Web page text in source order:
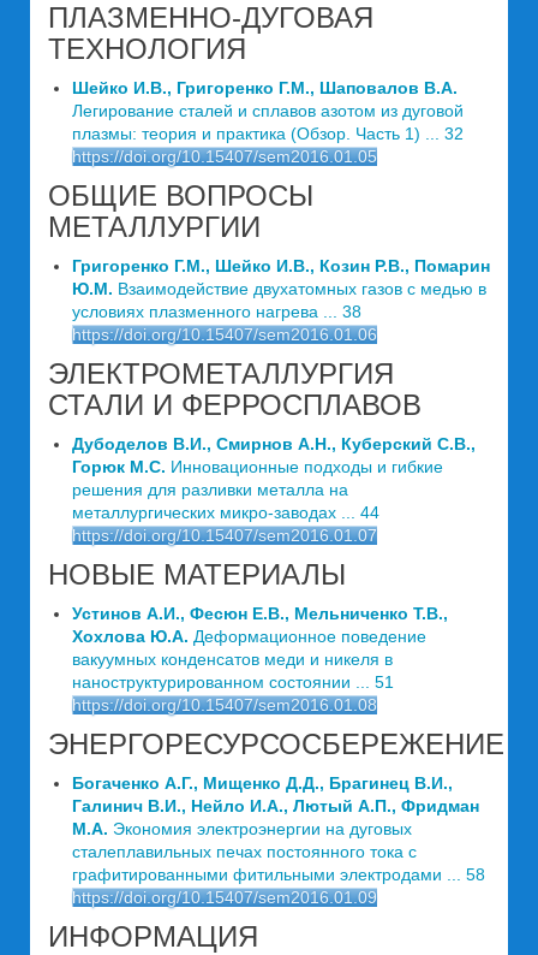
ПЛАЗМЕННО-ДУГОВАЯ
ТЕХНОЛОГИЯ
Шейко И.В., Григоренко Г.М., Шаповалов В.А.
Легирование сталей и сплавов азотом из дуговой
плазмы: теория и практика (Обзор. Часть 1) ... 32
https://doi.org/10.15407/sem2016.01.05
ОБЩИЕ ВОПРОСЫ
МЕТАЛЛУРГИИ
Григоренко Г.М., Шейко И.В., Козин Р.В., Помарин
Ю.М. Взаимодействие двухатомных газов с медью в
условиях плазменного нагрева ... 38
https://doi.org/10.15407/sem2016.01.06
ЭЛЕКТРОМЕТАЛЛУРГИЯ
СТАЛИ И ФЕРРОСПЛАВОВ
Дубоделов В.И., Смирнов А.Н., Куберский С.В.,
Горюк М.С. Инновационные подходы и гибкие
решения для разливки металла на
металлургических микро-заводах ... 44
https://doi.org/10.15407/sem2016.01.07
НОВЫЕ МАТЕРИАЛЫ
Устинов А.И., Фесюн Е.В., Мельниченко Т.В.,
Хохлова Ю.А. Деформационное поведение
вакуумных конденсатов меди и никеля в
наноструктурированном состоянии ... 51
https://doi.org/10.15407/sem2016.01.08
ЭНЕРГОРЕСУРСОСБЕРЕЖЕНИЕ
Богаченко А.Г., Мищенко Д.Д., Брагинец В.И.,
Галинич В.И., Нейло И.А., Лютый А.П., Фридман
М.А. Экономия электроэнергии на дуговых
сталеплавильных печах постоянного тока с
графитированными фитильными электродами ... 58
https://doi.org/10.15407/sem2016.01.09
ИНФОРМАЦИЯ